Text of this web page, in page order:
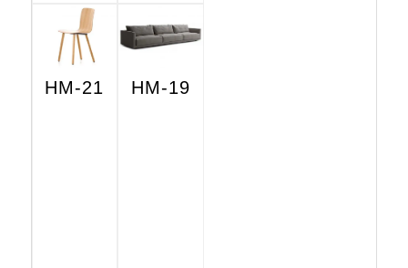
HM-21 HM-19